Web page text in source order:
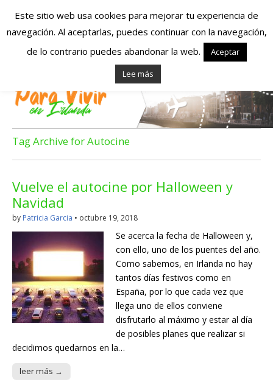
Españoles en
Irlanda – Vivir en
Irlanda – Trabajo
en Irlanda –
Alojamiento en
Irlanda
Blog dedicado a los que viven, estudian y trabajan en
Irlanda!
Tag Archive for Autocine
Vuelve el autocine por Halloween y
Navidad
by Patricia Garcia • octubre 19, 2018
Se acerca la fecha de Halloween y,
con ello, uno de los puentes del año.
Como sabemos, en Irlanda no hay
tantos días festivos como en
España, por lo que cada vez que
llega uno de ellos conviene
disfrutarlo al máximo y estar al día
de posibles planes que realizar si
decidimos quedarnos en la…
leer más →
Este sitio web usa cookies para mejorar tu experiencia de
navegación. Al aceptarlas, puedes continuar con la navegación,
de lo contrario puedes abandonar la web.
Aceptar
Lee más